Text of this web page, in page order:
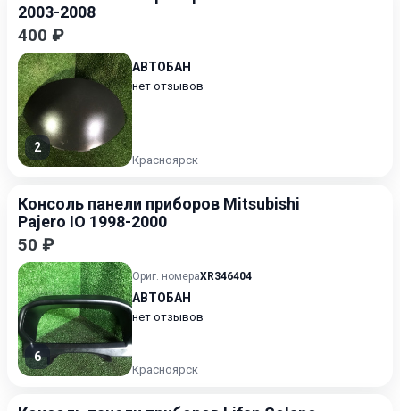
2003-2008
400 ₽
2
АВТОБАН
нет отзывов
Красноярск
Консоль панели приборов Mitsubishi
Pajero IO 1998-2000
50 ₽
6
Ориг. номераXR346404
АВТОБАН
нет отзывов
Красноярск